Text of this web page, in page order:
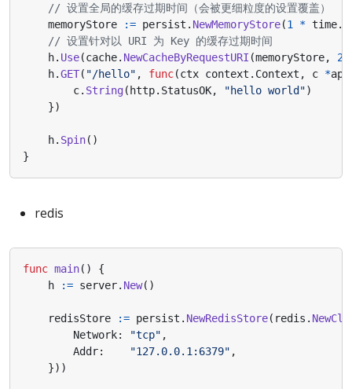
// 设置全局的缓存过期时间（会被更细粒度的设置覆盖）
memoryStore
:= persist . NewMemoryStore(1 * time.
// 设置针对以 URI 为 Key 的缓存过期时间
h. Use(cache. NewCacheByRequestURI (memoryStore, 2
h.GET( "/hello" , func(ctx context . Context , c *app
c. String( http. StatusOK, "hello world")
})
h. Spin()
}
redis
func main()
{
h
:= server. New()
redisStore := persist . NewRedisStore( redis .
Network: "tcp" ,
Addr: "127.0.0.1:6379" ,
}))